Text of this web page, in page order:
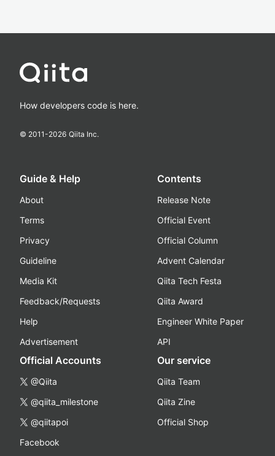
How developers code is here.
© 2011-2026 Qiita Inc.
Guide & Help
About
Terms
Privacy
Guideline
Media Kit
Feedback/Requests
Help
Advertisement
Contents
Release Note
Official Event
Official Column
Advent Calendar
Qiita Tech Festa
Qiita Award
Engineer White Paper
API
Official Accounts
@Qiita
@qiita_milestone
@qiitapoi
Facebook
Our service
Qiita Team
Qiita Zine
Official Shop